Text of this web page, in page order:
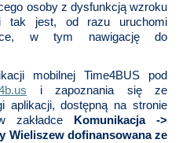
osoby z dysfunkcją wzroku
tak jest, od razu uruchomi
w tym nawigację do
mobilnej Time4BUS pod
i zapoznania się ze
aplikacji, dostępną na stronie
zakładce
Komunikacja ->
Wieliszew dofinansowana ze